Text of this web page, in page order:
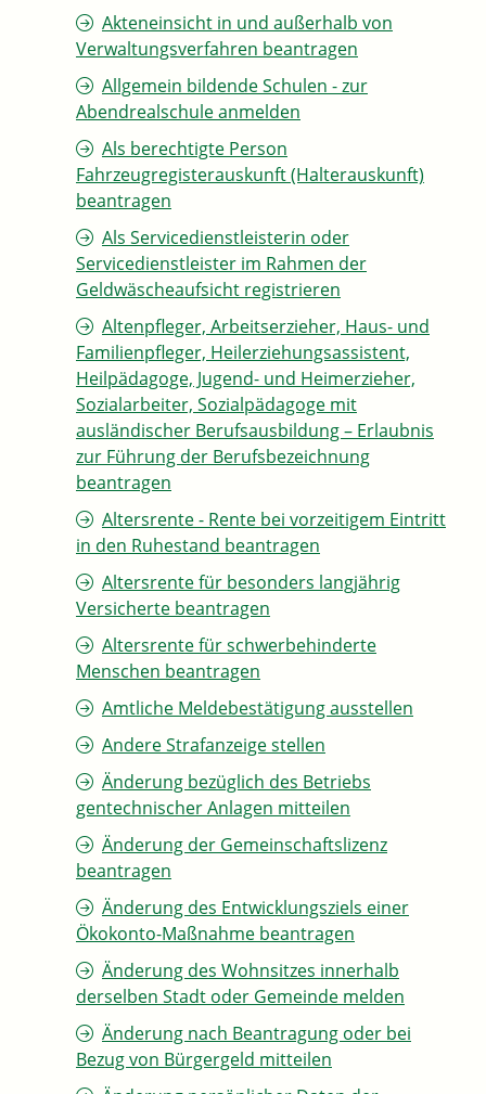
Akteneinsicht in und außerhalb von
Verwaltungsverfahren beantragen
Allgemein bildende Schulen - zur
Abendrealschule anmelden
Als berechtigte Person
Fahrzeugregisterauskunft (Halterauskunft)
beantragen
Als Servicedienstleisterin oder
Servicedienstleister im Rahmen der
Geldwäscheaufsicht registrieren
Altenpfleger, Arbeitserzieher, Haus- und
Familienpfleger, Heilerziehungsassistent,
Heilpädagoge, Jugend- und Heimerzieher,
Sozialarbeiter, Sozialpädagoge mit
ausländischer Berufsausbildung – Erlaubnis
zur Führung der Berufsbezeichnung
beantragen
Altersrente - Rente bei vorzeitigem Eintritt
in den Ruhestand beantragen
Altersrente für besonders langjährig
Versicherte beantragen
Altersrente für schwerbehinderte
Menschen beantragen
Amtliche Meldebestätigung ausstellen
Andere Strafanzeige stellen
Änderung bezüglich des Betriebs
gentechnischer Anlagen mitteilen
Änderung der Gemeinschaftslizenz
beantragen
Änderung des Entwicklungsziels einer
Ökokonto-Maßnahme beantragen
Änderung des Wohnsitzes innerhalb
derselben Stadt oder Gemeinde melden
Änderung nach Beantragung oder bei
Bezug von Bürgergeld mitteilen